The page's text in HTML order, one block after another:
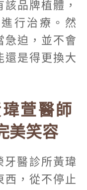
品牌植體，
行治療。然
急迫，並不會
還是得更換大
萱醫師
美笑容
牙醫診所黃瑋
西，從不停止